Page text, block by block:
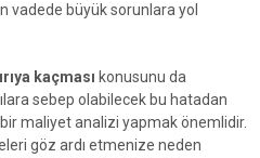
vadede büyük sorunlara yol
kaçması konusunu da
sebep olabilecek bu hatadan
maliyet analizi yapmak önemlidir.
göz ardı etmenize neden